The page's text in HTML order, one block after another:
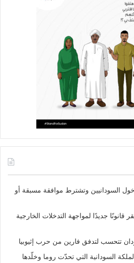
السودانيين وتشترط موافقة مسبقة أو
جديدًا لمواجهة التدخلات الخارجية
تتحسب لتدفق فارين من حرب إثيوبيا
السودانية التي تحدّت روما وخلّدها